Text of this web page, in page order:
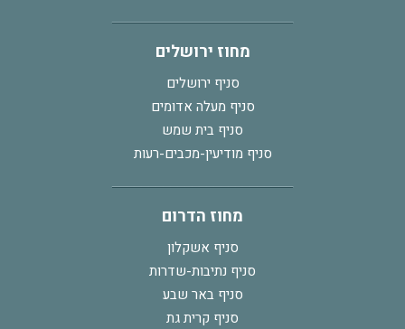
מחוז ירושלים
סניף ירושלים
סניף מעלה אדומים
סניף בית שמש
סניף מודיעין-מכבים-רעות
מחוז הדרום
סניף אשקלון
סניף נתיבות-שדרות
סניף באר שבע
סניף קרית גת